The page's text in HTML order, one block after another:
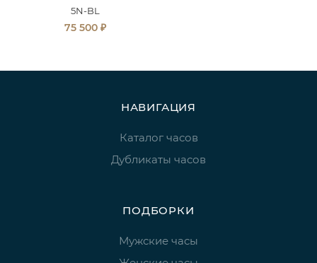
5N-BL
75 500 ₽
НАВИГАЦИЯ
Каталог часов
Дубликаты часов
ПОДБОРКИ
Мужские часы